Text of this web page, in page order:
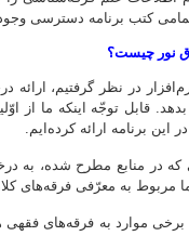
کتب برنامه دسترسی
نور چیست؟
در نظر گرفتیم،
قابل توجّه اینکه ما از
برنامه ارائه کرده‌ایم.
در منابع مطرح شده، به
مربوط به معرّفی فرقه‌های
برخی موارد به فرقه‌های